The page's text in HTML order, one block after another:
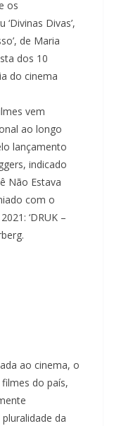
os
Divas’,
de Maria
dos 10
do cinema
vem
ao longo
lançamento
indicado
Não Estava
com o
‘DRUK –
ao cinema, o
do país,
da